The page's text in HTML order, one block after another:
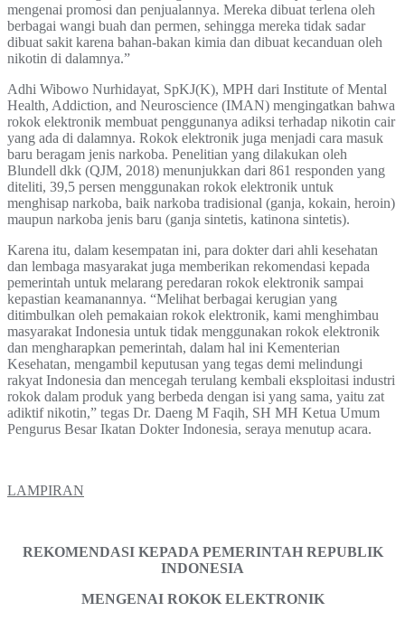
mengenai promosi dan penjualannya. Mereka dibuat terlena oleh
berbagai wangi buah dan permen, sehingga mereka tidak sadar
dibuat sakit karena bahan-bakan kimia dan dibuat kecanduan oleh
nikotin di dalamnya.”
Adhi Wibowo Nurhidayat, SpKJ(K), MPH dari Institute of Mental
Health, Addiction, and Neuroscience (IMAN) mengingatkan bahwa
rokok elektronik membuat penggunanya adiksi terhadap nikotin cair
yang ada di dalamnya. Rokok elektronik juga menjadi cara masuk
baru beragam jenis narkoba. Penelitian yang dilakukan oleh
Blundell dkk (QJM, 2018) menunjukkan dari 861 responden yang
diteliti, 39,5 persen menggunakan rokok elektronik untuk
menghisap narkoba, baik narkoba tradisional (ganja, kokain, heroin)
maupun narkoba jenis baru (ganja sintetis, katinona sintetis).
Karena itu, dalam kesempatan ini, para dokter dari ahli kesehatan
dan lembaga masyarakat juga memberikan rekomendasi kepada
pemerintah untuk melarang peredaran rokok elektronik sampai
kepastian keamanannya. “Melihat berbagai kerugian yang
ditimbulkan oleh pemakaian rokok elektronik, kami menghimbau
masyarakat Indonesia untuk tidak menggunakan rokok elektronik
dan mengharapkan pemerintah, dalam hal ini Kementerian
Kesehatan, mengambil keputusan yang tegas demi melindungi
rakyat Indonesia dan mencegah terulang kembali eksploitasi industri
rokok dalam produk yang berbeda dengan isi yang sama, yaitu zat
adiktif nikotin,” tegas Dr. Daeng M Faqih, SH MH Ketua Umum
Pengurus Besar Ikatan Dokter Indonesia, seraya menutup acara.
LAMPIRAN
REKOMENDASI KEPADA PEMERINTAH REPUBLIK
INDONESIA
MENGENAI ROKOK ELEKTRONIK